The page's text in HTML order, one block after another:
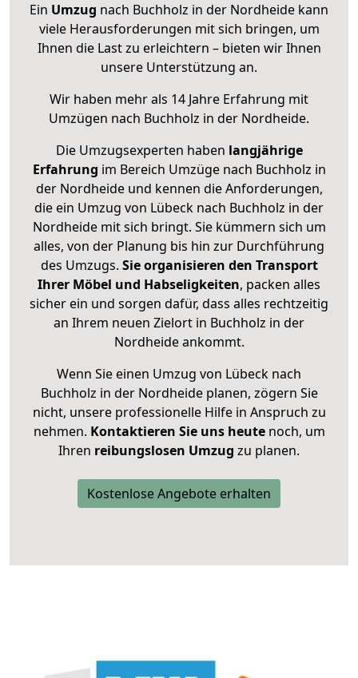
Ein Umzug nach Buchholz in der Nordheide kann
viele Herausforderungen mit sich bringen, um
Ihnen die Last zu erleichtern – bieten wir Ihnen
unsere Unterstützung an.
Wir haben mehr als 14 Jahre Erfahrung mit
Umzügen nach Buchholz in der Nordheide.
Die Umzugsexperten haben langjährige
Erfahrung im Bereich Umzüge nach Buchholz in
der Nordheide und kennen die Anforderungen,
die ein Umzug von Lübeck nach Buchholz in der
Nordheide mit sich bringt. Sie kümmern sich um
alles, von der Planung bis hin zur Durchführung
des Umzugs. Sie organisieren den Transport
Ihrer Möbel und Habseligkeiten, packen alles
sicher ein und sorgen dafür, dass alles rechtzeitig
an Ihrem neuen Zielort in Buchholz in der
Nordheide ankommt.
Wenn Sie einen Umzug von Lübeck nach
Buchholz in der Nordheide planen, zögern Sie
nicht, unsere professionelle Hilfe in Anspruch zu
nehmen. Kontaktieren Sie uns heutenoch, um
Ihren reibungslosen Umzug zu planen.
Kostenlose Angebote erhalten